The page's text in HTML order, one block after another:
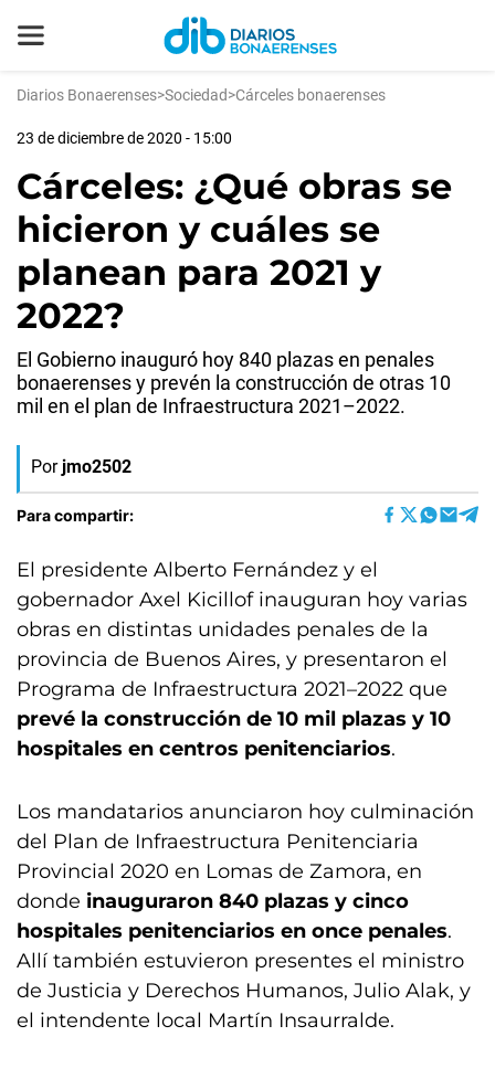
Diarios Bonaerenses>Sociedad>Cárceles bonaerenses
23 de diciembre de 2020 - 15:00
Cárceles: ¿Qué obras se
hicieron y cuáles se
planean para 2021 y
2022?
El Gobierno inauguró hoy 840 plazas en penales
bonaerenses y prevén la construcción de otras 10
mil en el plan de Infraestructura 2021–2022.
Por jmo2502
Para compartir:
El presidente Alberto Fernández y el
gobernador Axel Kicillof inauguran hoy varias
obras en distintas unidades penales de la
provincia de Buenos Aires, y presentaron el
Programa de Infraestructura 2021–2022 que
prevé la construcción de 10 mil plazas y 10
hospitales en centros penitenciarios.
Los mandatarios anunciaron hoy culminación
del Plan de Infraestructura Penitenciaria
Provincial 2020 en Lomas de Zamora, en
donde inauguraron 840 plazas y cinco
hospitales penitenciarios en once penales.
Allí también estuvieron presentes el ministro
de Justicia y Derechos Humanos, Julio Alak, y
el intendente local Martín Insaurralde.